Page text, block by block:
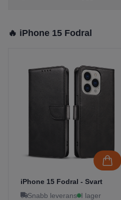
🔥 iPhone 15 Fodral
iPhone 15 Fodral - Svart
Snabb leverans I lager